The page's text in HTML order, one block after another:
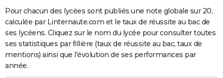
COPAINS D'AVANT
S'inscrire
Se connecter
Lycées
Collèges
Primaires
Universités
Entreprises
Service militaire
Avis de recherche
AVIS DE DÉCÈS
FORUM
Pour chacun des lycées sont publiés une note globale sur 20,
calculée par Linternaute.com et le taux de réussite au bac de
ses lycéens. Cliquez sur le nom du lycée pour consulter toutes
ses statistiques par fillière (taux de réussite au bac, taux de
mentions) ainsi que l'évolution de ses performances par
année.